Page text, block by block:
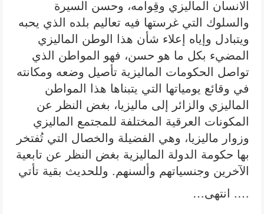
الانسان الماليزي وقِوامه، وحسن السيرة
والسلوك التي غرستها فيه تعاليم بلده الذي يحبه
ويتبادل وإياه إعلاء شأن هذا الوطن الماليزي
المضيء بكل ما هو حسن، فهو المواطن الذي
تواصل الحكومات الماليزية تأصيل وضعه ومكانته
في وقائع يومياتها التي يتبناها هذا المواطن
الماليزي والزائر إلى ماليزيا، بغض النظر عن
المكونات العرقية المختلفة للمجتمع الماليزي
وزوار ماليزيا، وهي الفضيلة والخصال التي تُفتخر
بها حكومة الدولة الماليزية بغض النظر عن تابعية
الآخرين وجنسياتهم وألسنهم. وللحديث بقية تأتي
…. انتهى…